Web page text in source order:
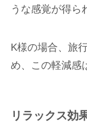
うな感覚が得ら
K様の場合、旅
め、この軽減感
リラックス効